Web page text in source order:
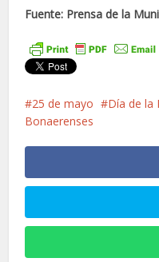
Fuente: Prensa de la
25 de mayo Día de la
Bonaerenses